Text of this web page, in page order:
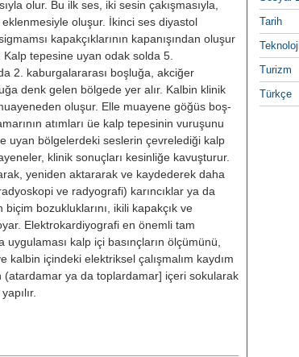
olur. Bu ilk ses, iki sesin çakışmasıyla,
oluşur. İkinci ses di­yastol
kapak­çıklarının kapanışından oluşur
tepesine uyan odak sol­da 5.
2. kaburgalararası boşluğa, akciğer
denk gelen bölgede yer alır. Kalbin klinik
oluşur. Elle muayene göğüs boş­
atımları üe kalp tepesinin vuruşunu
uyan bölgelerdeki seslerin çevre­lediği kalp
klinik sonuçları kesinliğe kavuşturur.
yeniden aktara­rak ve kaydederek daha
ve radyografi) karıncıklar ya da
biçim bozukluklarını, ikili kapakçık ve
Elektrokardiyografi en önemli tam
kalp içi basınçların ölçümünü,
içindeki elektriksel ça­lışmalım kaydım
ya da toplardamar] içeri sokula­rak
Tarih
Turizm
Türkçe